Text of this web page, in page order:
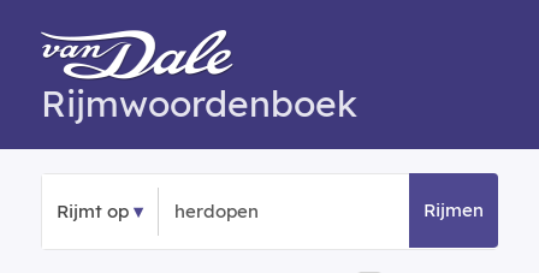
Rijmwoordenboek
Rijmt op Rijmen